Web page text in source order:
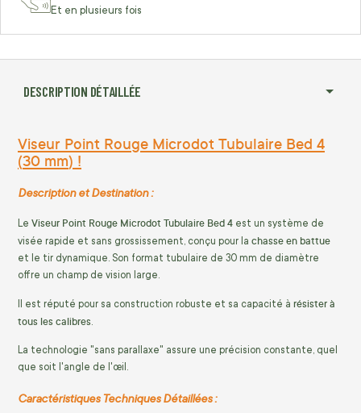
Et en plusieurs fois
DESCRIPTION DÉTAILLÉE
Viseur Point Rouge Microdot Tubulaire Bed 4
(30 mm) !
Description et Destination :
Le Viseur Point Rouge Microdot Tubulaire Bed 4 est un système de
visée rapide et sans grossissement, conçu pour la chasse en battue
et le tir dynamique. Son format tubulaire de 30 mm de diamètre
offre un champ de vision large.
Il est réputé pour sa construction robuste et sa capacité à résister à
tous les calibres.
La technologie "sans parallaxe" assure une précision constante, quel
que soit l'angle de l'œil.
Caractéristiques Techniques Détaillées :